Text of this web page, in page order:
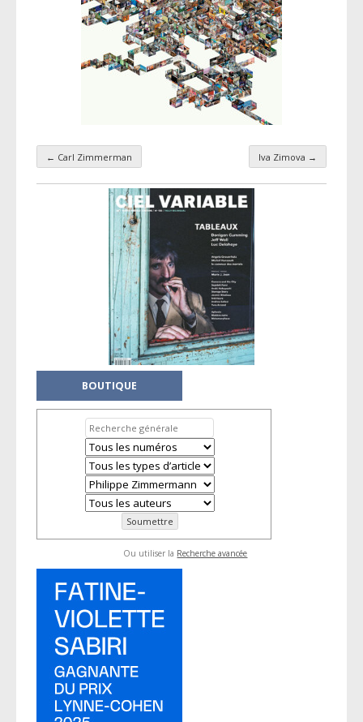
Navigation par taxonomie
← Carl Zimmerman Iva Zimova →
BOUTIQUE
Ou utiliser la Recherche avancée